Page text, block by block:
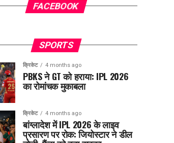
FACEBOOK
SPORTS
क्रिकेट 4 months ago
PBKS ने GT को हराया: IPL 2026
का रोमांचक मुकाबला
क्रिकेट 4 months ago
बांग्लादेश में IPL 2026 के लाइव
प्रसारण पर रोक: जियोस्टार ने डील